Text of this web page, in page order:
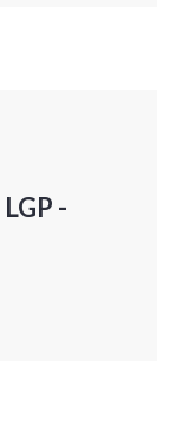
-